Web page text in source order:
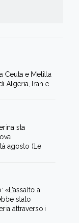
Ceuta e Melilla
Algeria, Iran e
sta
agosto (Le
a
stato
attraverso i